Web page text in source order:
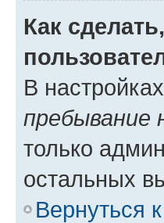
Как
В
пребывание
только
остальных
Вернуться